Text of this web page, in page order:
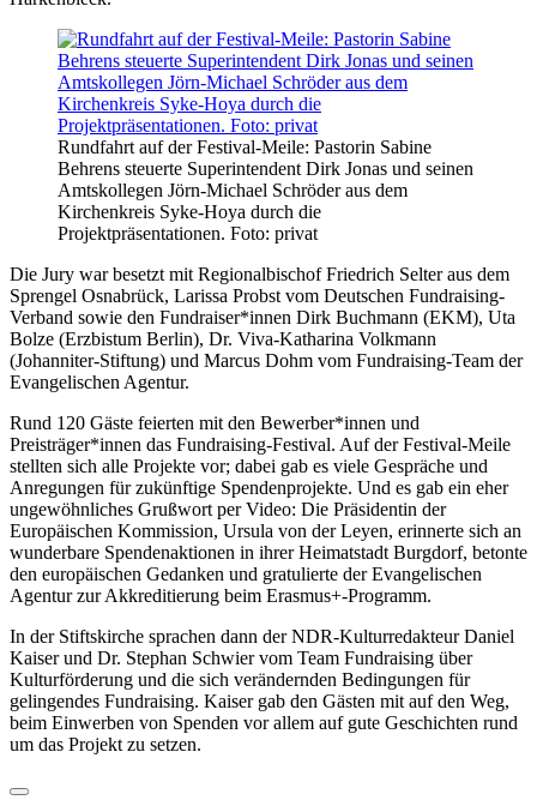
Rundfahrt auf der Festival-Meile: Pastorin Sabine
Behrens steuerte Superintendent Dirk Jonas und seinen
Amtskollegen Jörn-Michael Schröder aus dem
Kirchenkreis Syke-Hoya durch die
Projektpräsentationen. Foto: privat
Die Jury war besetzt mit Regionalbischof Friedrich Selter aus dem
Sprengel Osnabrück, Larissa Probst vom Deutschen Fundraising-
Verband sowie den Fundraiser*innen Dirk Buchmann (EKM), Uta
Bolze (Erzbistum Berlin), Dr. Viva-Katharina Volkmann
(Johanniter-Stiftung) und Marcus Dohm vom Fundraising-Team der
Evangelischen Agentur.
Rund 120 Gäste feierten mit den Bewerber*innen und
Preisträger*innen das Fundraising-Festival. Auf der Festival-Meile
stellten sich alle Projekte vor; dabei gab es viele Gespräche und
Anregungen für zukünftige Spendenprojekte. Und es gab ein eher
ungewöhnliches Grußwort per Video: Die Präsidentin der
Europäischen Kommission, Ursula von der Leyen, erinnerte sich an
wunderbare Spendenaktionen in ihrer Heimatstadt Burgdorf, betonte
den europäischen Gedanken und gratulierte der Evangelischen
Agentur zur Akkreditierung beim Erasmus+-Programm.
In der Stiftskirche sprachen dann der NDR-Kulturredakteur Daniel
Kaiser und Dr. Stephan Schwier vom Team Fundraising über
Kulturförderung und die sich verändernden Bedingungen für
gelingendes Fundraising. Kaiser gab den Gästen mit auf den Weg,
beim Einwerben von Spenden vor allem auf gute Geschichten rund
um das Projekt zu setzen.